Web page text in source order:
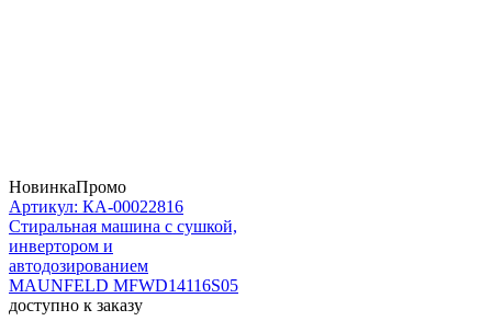
НовинкаПромо
Артикул: КА-00022816
Стиральная машина c сушкой,
инвертором и
автодозированием
MAUNFELD MFWD14116S05
доступно к заказу